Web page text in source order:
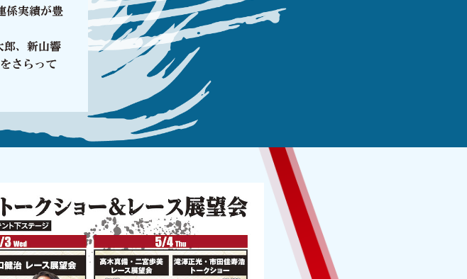
しました。
更新しました。
した。
選手権競輪オリジナルQUOカード500円分が
ンペーン実施中！
係実績が豊
郎、新山響
さらって